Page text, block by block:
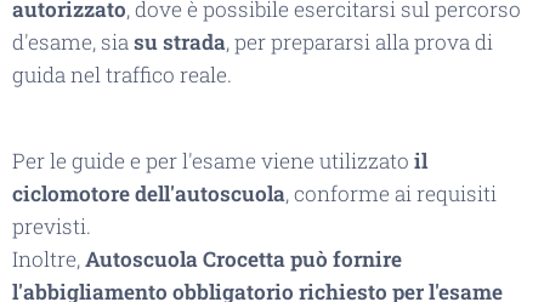
autorizzato, dove è possibile esercitarsi sul percorso
d'esame, siasu strada, per prepararsi alla prova di
guida nel traffico reale.
Per le guide e per l'esame viene utilizzato il
ciclomotore dell'autoscuola, conforme ai requisiti
previsti.
Inoltre,Autoscuola Crocetta può fornire
l'abbigliamento obbligatorio richiesto per l'esame